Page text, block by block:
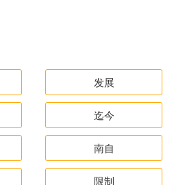
发展
迄今
南自
限制